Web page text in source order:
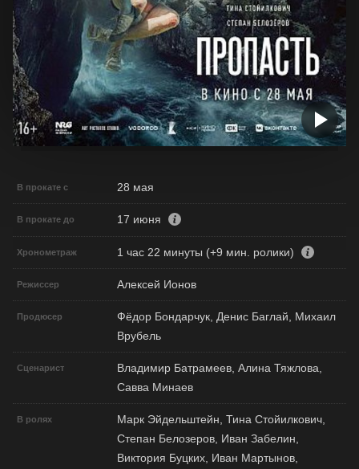
В прокате с 28 мая
В прокате до 17 июня
Хронометраж 1 час 22 минуты (+9 мин. ролики)
Режиссер Алексей Ионов
Продюсер
Фёдор Бондарчук, Денис Баглай, Михаил
Врубель
Сценарист
Владимир Батрамеев, Алина Тяжлова,
Савва Минаев
В ролях
Марк Эйдельштейн, Тина Стойилкович,
Степан Белозеров, Иван Забелин,
Виктория Буцких, Иван Мартынов,